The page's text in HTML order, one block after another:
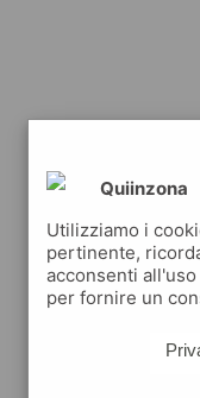
Quiinzona
Utilizziamo i
pertinente,
acconsenti
per fornire un